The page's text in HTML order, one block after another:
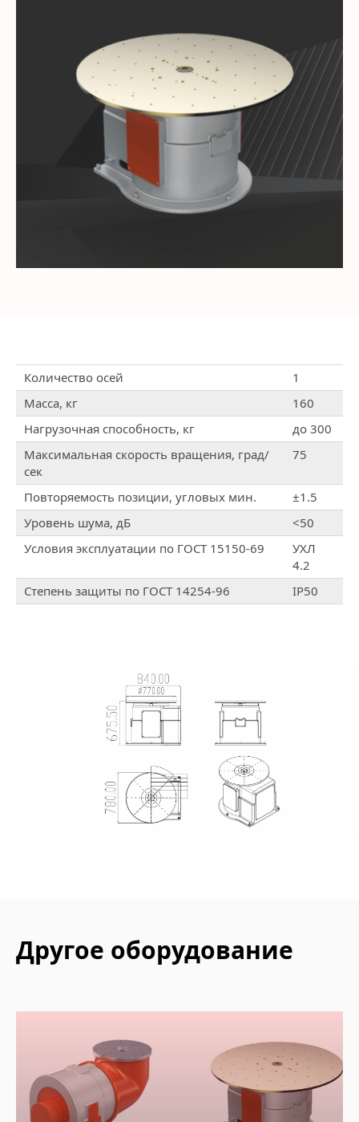
Количество осей
1
Масса, кг
160
Нагрузочная способность, кг
до 300
Максимальная скорость вращения, град/
сек
75
Повторяемость позиции, угловых мин.
±1.5
Уровень шума, дБ
<50
Условия эксплуатации по ГОСТ 15150-69
УХЛ
4.2
Степень защиты по ГОСТ 14254-96
IP50
Другое оборудование